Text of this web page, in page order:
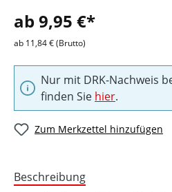
ab 9,95 €*
ab 11,84 € (Brutto)
Nur mit DRK-Nachweis
finden Sie hier.
Zum Merkzettel hinzufügen
Beschreibung